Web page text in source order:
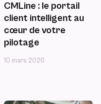
CMLine : le portail
client intelligent au
cœur de votre
pilotage
10 mars 2026